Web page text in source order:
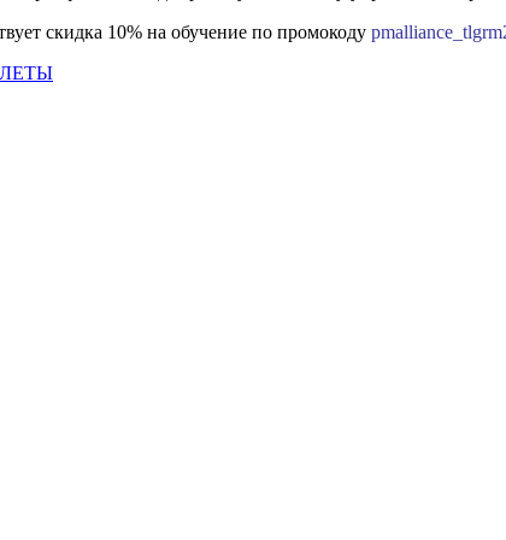
скидка 10% на обучение по промокоду